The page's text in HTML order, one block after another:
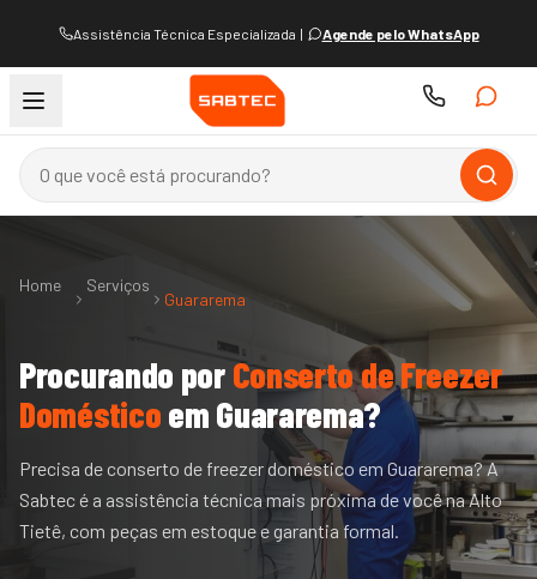
Assistência Técnica Especializada | Agende pelo WhatsApp
Home Serviços
Guararema
Procurando porConserto de Freezer
DomésticoemGuararema?
Precisa de conserto de freezer doméstico em Guararema? A
Sabtec é a assistência técnica mais próxima de você na Alto
Tietê, com peças em estoque e garantia formal.